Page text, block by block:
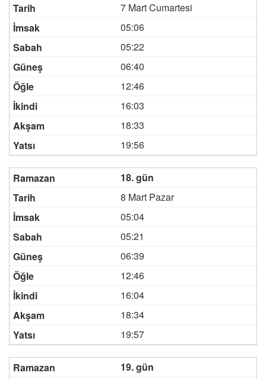
7 Mart Cumartesi
05:06
05:22
06:40
12:46
16:03
18:33
19:56
18. gün
8 Mart Pazar
05:04
05:21
06:39
12:46
16:04
18:34
19:57
19. gün